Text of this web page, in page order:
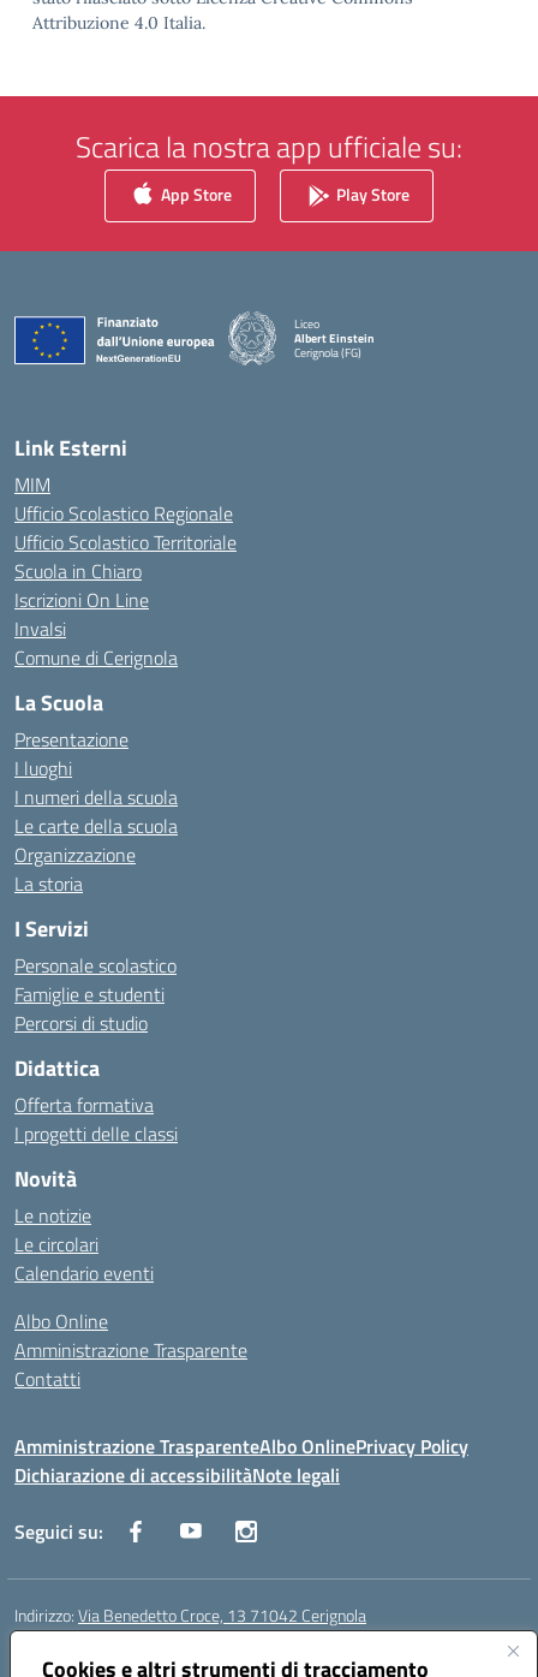
Cookies e altri strumenti di tracciamento
Attribuzione 4.0 Italia.
Scarica la nostra app ufficiale su:
App Store Play Store
Liceo
Albert Einstein
Cerignola (FG)
— Visita la pagina iniziale della scuola
Link Esterni
MIM
Ufficio Scolastico Regionale
Ufficio Scolastico Territoriale
Scuola in Chiaro
Iscrizioni On Line
Invalsi
Comune di Cerignola
La Scuola
Presentazione
I luoghi
I numeri della scuola
Le carte della scuola
Organizzazione
La storia
I Servizi
Personale scolastico
Famiglie e studenti
Percorsi di studio
Didattica
Offerta formativa
I progetti delle classi
Novità
Le notizie
Le circolari
Calendario eventi
Albo Online
Amministrazione Trasparente
Contatti
Amministrazione TrasparenteAlbo OnlinePrivacy Policy
Dichiarazione di accessibilitàNote legali
Seguici su:
Indirizzo:Via Benedetto Croce, 13 71042 Cerignola
Centralino:
Posta elettronica certificata (PEC):fgps08000e@pec.istruzione.it